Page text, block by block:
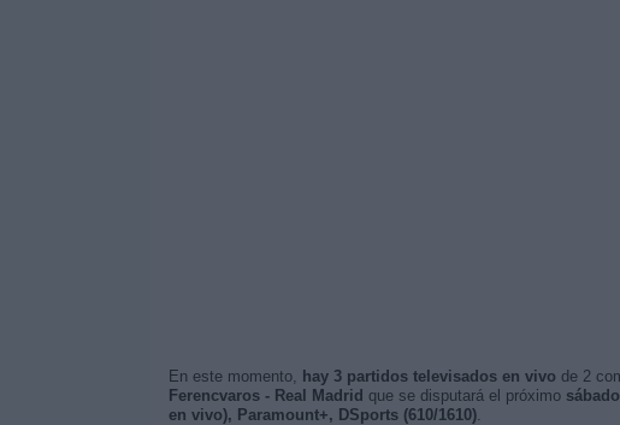
En este momento, hay 3 partidos televisados en vivo de 2
Ferencvaros - Real Madrid que se disputará el próximo
en vivo), Paramount+, DSports (610/1610).